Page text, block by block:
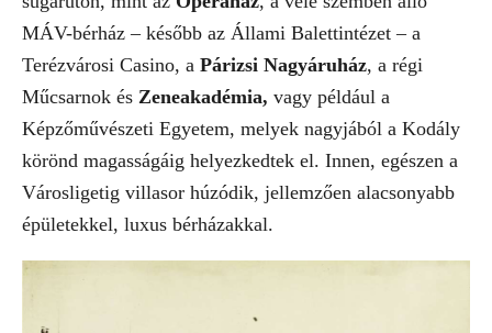
MÁV-bérház – később az Állami Balettintézet – a
Terézvárosi Casino, a Párizsi Nagyáruház, a régi
Műcsarnok és Zeneakadémia, vagy például a
Képzőművészeti Egyetem, melyek nagyjából a Kodály
körönd magasságáig helyezkedtek el. Innen, egészen a
Városligetig villasor húzódik, jellemzően alacsonyabb
épületekkel, luxus bérházakkal.